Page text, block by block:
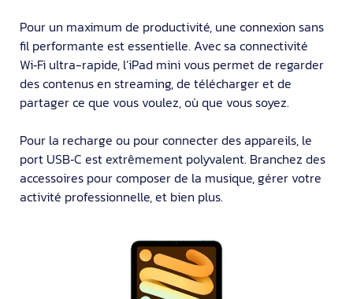
Pour un maximum de producti­vité, une connexion sans
fil performan­te est essentielle. Avec sa connectivité
Wi‑Fi ultra-rapide, l’iPad mini vous permet de regarder
des contenus en streaming, de télécharger et de
partager ce que vous voulez, où que vous soyez.
Pour la recharge ou pour connec­ter des appa­reils, le
port USB‑C est extrême­ment polyvalent. Branchez des
accessoires pour composer de la musique, gérer votre
activité profession­nelle, et bien plus.